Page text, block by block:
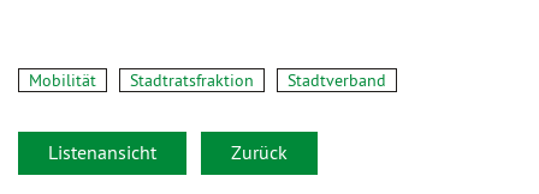
Mobilität Stadtratsfraktion Stadtverband
Listenansicht Zurück